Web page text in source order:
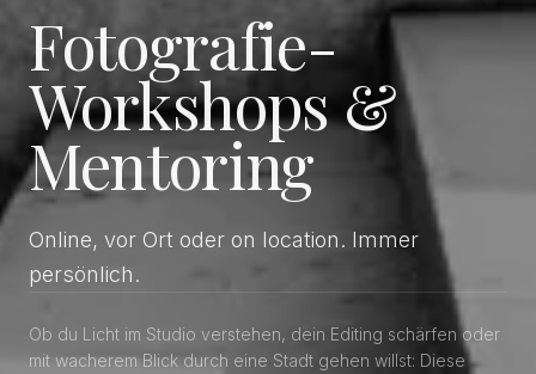
Fotografie-
Workshops &
Mentoring
Online, vor Ort oder on location. Immer
persönlich.
Ob du Licht im Studio verstehen, dein Editing schärfen oder
mit wacherem Blick durch eine Stadt gehen willst: Diese